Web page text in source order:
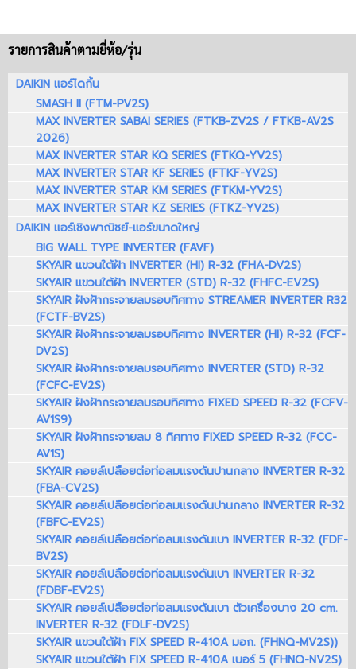
รายการสินค้าตามยี่ห้อ/รุ่น
DAIKIN แอร์ไดกิ้น
SMASH II (FTM-PV2S)
MAX INVERTER SABAI SERIES (FTKB-ZV2S / FTKB-AV2S
2026)
MAX INVERTER STAR KQ SERIES (FTKQ-YV2S)
MAX INVERTER STAR KF SERIES (FTKF-YV2S)
MAX INVERTER STAR KM SERIES (FTKM-YV2S)
MAX INVERTER STAR KZ SERIES (FTKZ-YV2S)
DAIKIN แอร์เชิงพาณิชย์-แอร์ขนาดใหญ่
BIG WALL TYPE INVERTER (FAVF)
SKYAIR แขวนใต้ฝ้า INVERTER (HI) R-32 (FHA-DV2S)
SKYAIR แขวนใต้ฝ้า INVERTER (STD) R-32 (FHFC-EV2S)
SKYAIR ฝังฝ้ากระจายลมรอบทิศทาง STREAMER INVERTER R32
(FCTF-BV2S)
SKYAIR ฝังฝ้ากระจายลมรอบทิศทาง INVERTER (HI) R-32 (FCF-
DV2S)
SKYAIR ฝังฝ้ากระจายลมรอบทิศทาง INVERTER (STD) R-32
(FCFC-EV2S)
SKYAIR ฝังฝ้ากระจายลมรอบทิศทาง FIXED SPEED R-32 (FCFV-
AV1S9)
SKYAIR ฝังฝ้ากระจายลม 8 ทิศทาง FIXED SPEED R-32 (FCC-
AV1S)
SKYAIR คอยล์เปลือยต่อท่อลมแรงดันปานกลาง INVERTER R-32
(FBA-CV2S)
SKYAIR คอยล์เปลือยต่อท่อลมแรงดันปานกลาง INVERTER R-32
(FBFC-EV2S)
SKYAIR คอยล์เปลือยต่อท่อลมแรงดันเบา INVERTER R-32 (FDF-
BV2S)
SKYAIR คอยล์เปลือยต่อท่อลมแรงดันเบา INVERTER R-32
(FDBF-EV2S)
SKYAIR คอยล์เปลือยต่อท่อลมแรงดันเบา ตัวเครื่องบาง 20 cm.
INVERTER R-32 (FDLF-DV2S)
SKYAIR แขวนใต้ฝ้า FIX SPEED R-410A มอก. (FHNQ-MV2S))
SKYAIR แขวนใต้ฝ้า FIX SPEED R-410A เบอร์ 5 (FHNQ-NV2S)